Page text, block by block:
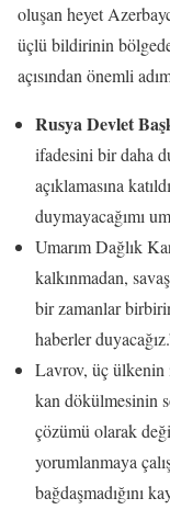
oluşan heyet
üçlü bildirinin bölgede
açısından önemli
Rusya Devlet
ifadesini bir daha
açıklamasına
duymayacağımı
Umarım Dağlık
kalkınmadan,
bir zamanlar
haberler
Lavrov, üç ülkenin
kan dökülmesinin
çözümü olarak
yorumlanmaya
bağdaşmadığını